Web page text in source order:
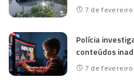
7 de fevereiro
Polícia
conteúdos
7 de fevereiro